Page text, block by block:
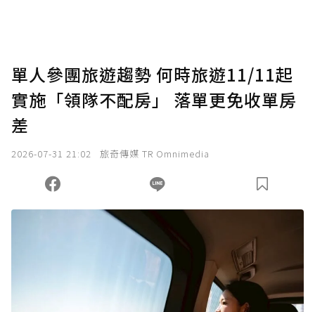
確認送出
您當前剩餘 U 利點數：0點；前往 購買點數
單人參團旅遊趨勢 何時旅遊11/11起
實施「領隊不配房」 落單更免收單房
差
2026-07-31 21:02 旅奇傳媒 TR Omnimedia